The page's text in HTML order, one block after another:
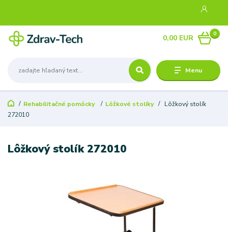
Menu
0
0,00 EUR
Rehabilitačné pomôcky Lôžkové stolíky
Lôžkový stolík
272010
Lôžkový stolík 272010